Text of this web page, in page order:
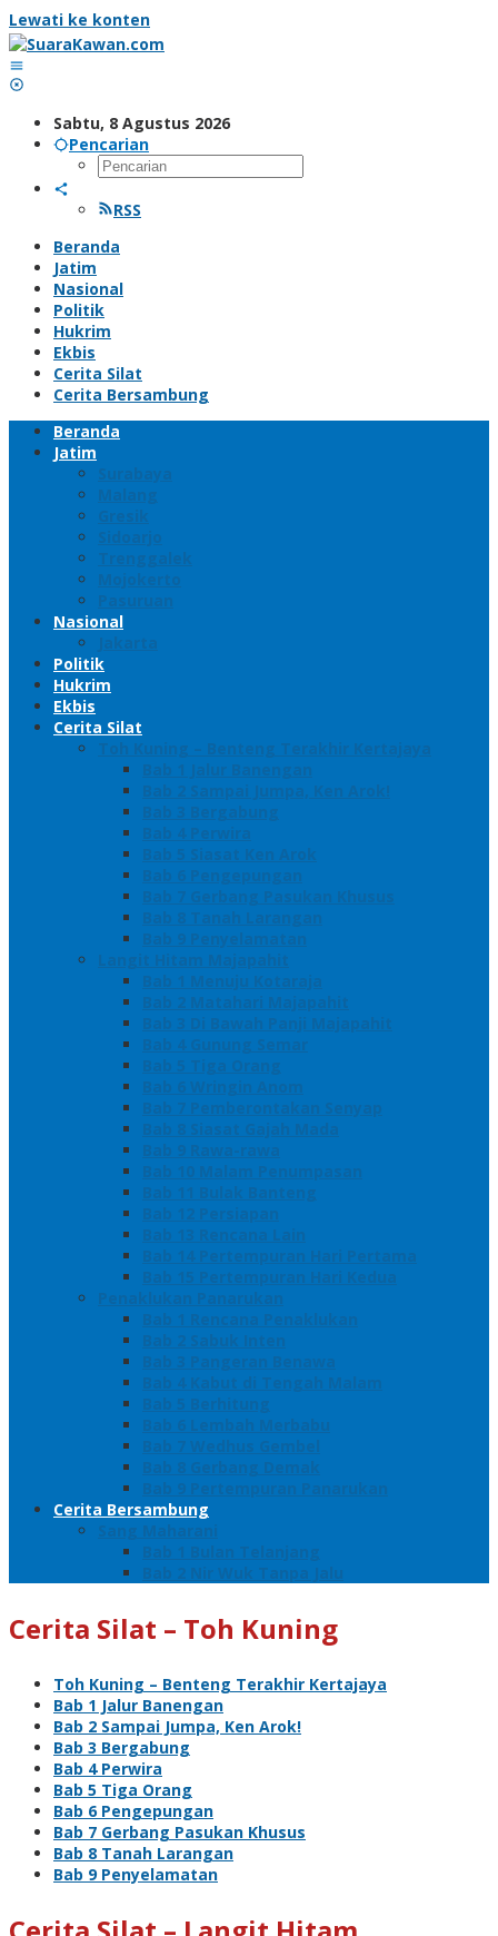
Lewati ke konten
Sabtu, 8 Agustus 2026
Pencarian
RSS
Beranda
Jatim
Nasional
Politik
Hukrim
Ekbis
Cerita Silat
Cerita Bersambung
Beranda
Jatim
Surabaya
Malang
Gresik
Sidoarjo
Trenggalek
Mojokerto
Pasuruan
Nasional
Jakarta
Politik
Hukrim
Ekbis
Cerita Silat
Toh Kuning – Benteng Terakhir Kertajaya
Bab 1 Jalur Banengan
Bab 2 Sampai Jumpa, Ken Arok!
Bab 3 Bergabung
Bab 4 Perwira
Bab 5 Siasat Ken Arok
Bab 6 Pengepungan
Bab 7 Gerbang Pasukan Khusus
Bab 8 Tanah Larangan
Bab 9 Penyelamatan
Langit Hitam Majapahit
Bab 1 Menuju Kotaraja
Bab 2 Matahari Majapahit
Bab 3 Di Bawah Panji Majapahit
Bab 4 Gunung Semar
Bab 5 Tiga Orang
Bab 6 Wringin Anom
Bab 7 Pemberontakan Senyap
Bab 8 Siasat Gajah Mada
Bab 9 Rawa-rawa
Bab 10 Malam Penumpasan
Bab 11 Bulak Banteng
Bab 12 Persiapan
Bab 13 Rencana Lain
Bab 14 Pertempuran Hari Pertama
Bab 15 Pertempuran Hari Kedua
Penaklukan Panarukan
Bab 1 Rencana Penaklukan
Bab 2 Sabuk Inten
Bab 3 Pangeran Benawa
Bab 4 Kabut di Tengah Malam
Bab 5 Berhitung
Bab 6 Lembah Merbabu
Bab 7 Wedhus Gembel
Bab 8 Gerbang Demak
Bab 9 Pertempuran Panarukan
Cerita Bersambung
Sang Maharani
Bab 1 Bulan Telanjang
Bab 2 Nir Wuk Tanpa Jalu
Cerita Silat – Toh Kuning
Toh Kuning – Benteng Terakhir Kertajaya
Bab 1 Jalur Banengan
Bab 2 Sampai Jumpa, Ken Arok!
Bab 3 Bergabung
Bab 4 Perwira
Bab 5 Tiga Orang
Bab 6 Pengepungan
Bab 7 Gerbang Pasukan Khusus
Bab 8 Tanah Larangan
Bab 9 Penyelamatan